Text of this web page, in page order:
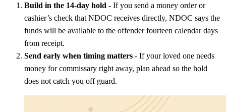
Build in the 14-day hold - If you send a money order or
cashier’s check that NDOC receives directly, NDOC says the
funds will be available to the offender fourteen calendar days
from receipt.
Send early when timing matters - If your loved one needs
money for commissary right away, plan ahead so the hold
does not catch you off guard.